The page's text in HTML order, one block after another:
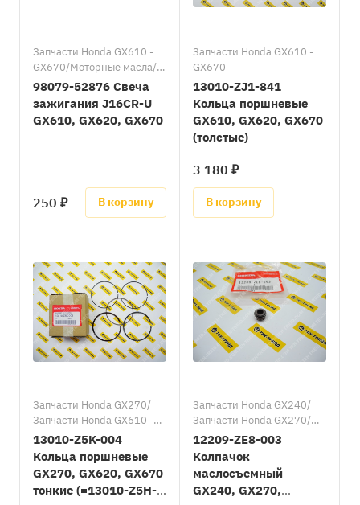
Запчасти Honda GX610 -
GX670/Моторные масла/
Свечи зажигания
98079-52876 Свеча
зажигания J16CR-U
GX610, GX620, GX670
250 ₽ В корзину
Запчасти Honda GX610 -
GX670
13010-ZJ1-841
Кольца поршневые
GX610, GX620, GX670
(толстые)
3 180 ₽
В корзину
Запчасти Honda GX270/
Запчасти Honda GX610 -
GX670
13010-Z5K-004
Кольца поршневые
GX270, GX620, GX670
тонкие (=13010-Z5H-
Запчасти Honda GX240/
Запчасти Honda GX270/
Запчасти Honda GX340/
Запчасти Honda GX390/
Запчасти Honda GXV390/
Запчасти Honda GX610 -
GX670
12209-ZE8-003
Колпачок
маслосъемный
GX240, GX270,